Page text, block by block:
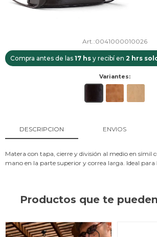
0041000010026
Compra antes de las 17 hs y recibí en 2 hrs
Variantes:
DESCRIPCION ENVIOS
Matera con tapa, cierre y división al medio en símil
mano en la parte superior y correa larga. Ideal
Productos que te